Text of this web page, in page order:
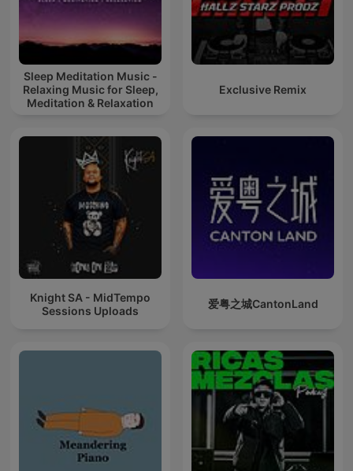
Exclusive Remix
Sleep Meditation Music -
Relaxing Music for Sleep,
Meditation & Relaxation
爱粤之城CantonLand
Knight SA - MidTempo
Sessions Uploads